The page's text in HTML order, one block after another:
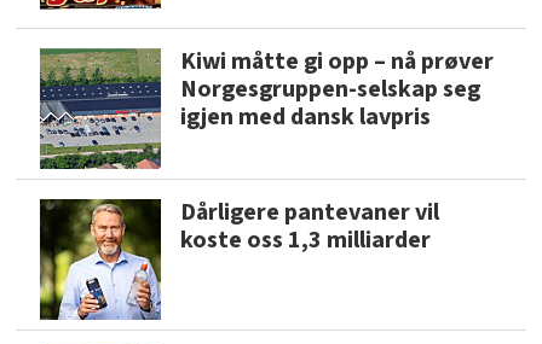
Kiwi måtte gi opp – nå prøver
Norgesgruppen-selskap seg
igjen med dansk lavpris
Dårligere pantevaner vil
koste oss 1,3 milliarder